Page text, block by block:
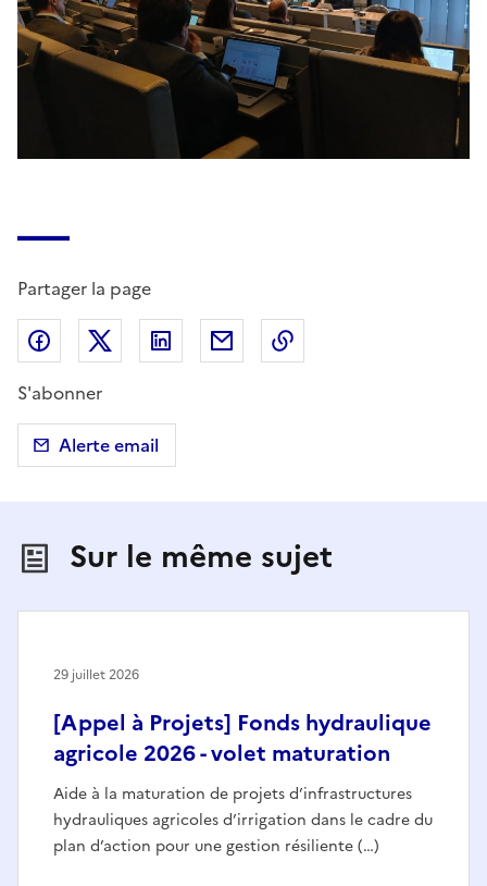
Partager la page
Partager sur Facebook
Partager sur X (anciennement Twitter)
Partager sur LinkedIn
Partager par email
S'abonner
Alerte email
Sur le même sujet
[Appel à Projets] Fonds hydraulique
agricole 2026 - volet maturation
Aide à la maturation de projets d’infrastructures
hydrauliques agricoles d’irrigation dans le cadre du
plan d’action pour une gestion résiliente (…)
29 juillet 2026